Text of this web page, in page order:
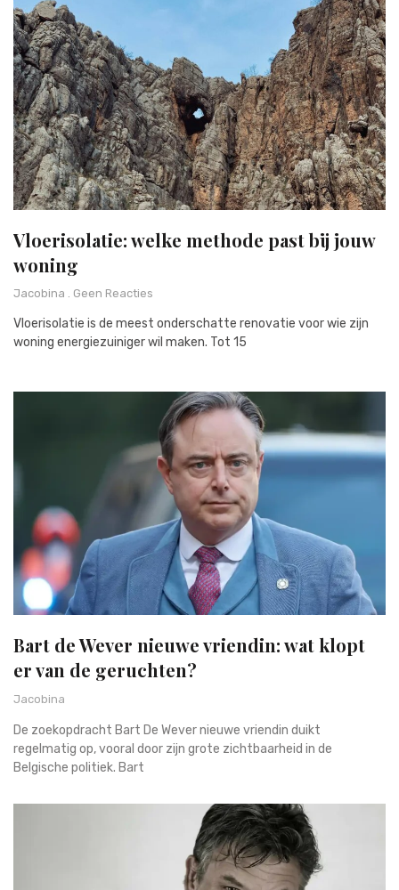
Vloerisolatie: welke methode past bij jouw
woning
Jacobina Geen Reacties
Vloerisolatie is de meest onderschatte renovatie voor wie zijn
woning energiezuiniger wil maken. Tot 15
Bart de Wever nieuwe vriendin: wat klopt
er van de geruchten?
Jacobina
De zoekopdracht Bart De Wever nieuwe vriendin duikt
regelmatig op, vooral door zijn grote zichtbaarheid in de
Belgische politiek. Bart